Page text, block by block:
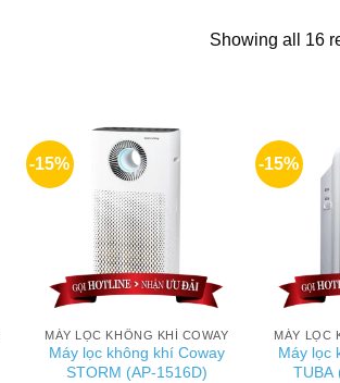
Showing all 16
-15%
MÁY LỌC KHÔNG KHÍ COWAY
Máy lọc không khí Coway
STORM (AP-1516D)
-15%
MÁY LỌC
Máy lọc
TUBA